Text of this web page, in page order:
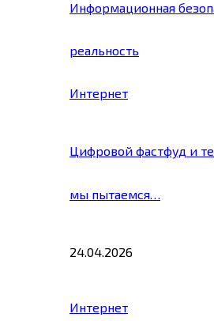
Информационная
реальность
Интернет
Цифровой фастфуд и
мы пытаемся…
24.04.2026
Интернет